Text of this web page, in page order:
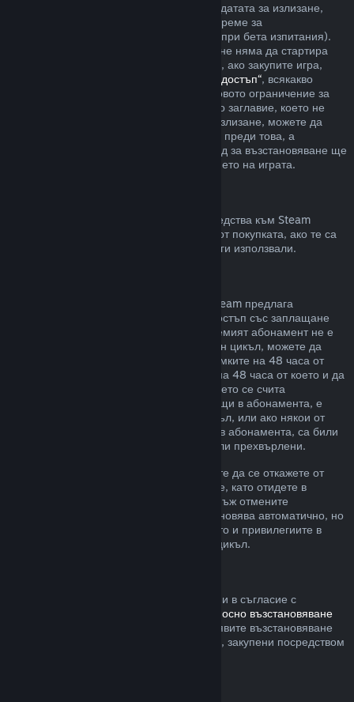
Когато закупите заглавие в Steam преди датата за излизане,
двучасовото ограничение на игралното време за
възстановяване ще е приложимо (освен при бета изпитания).
Но 14-дневният период за възстановяване няма да стартира
преди датата за излизане. Ето например, ако закупите игра,
„Разширен достъп“, всякакво
игрално време ще се отчита към двучасовото ограничение за
възстановяване. Ако предплатите дадено заглавие, което не
може да бъде пускано преди датата за излизане, можете да
изискате възстановяване по всяко време преди това, а
стандартният 14-дневен/двучасов период за възстановяване ще
се прилага, считано от датата за излизането на играта.
Може да изискате възстановяване на средства към Steam
портфейл в четиринадесет дневен срок от покупката, ако те са
били закупени в Steam и все още не сте ги използвали.
За някои видове съдържание и услуги Steam предлага
периодичен (напр. месечен, годишен) достъп със заплащане
чрез повтарящо таксуване. Ако подновяемият абонамент не е
използван по време на текущия платежен цикъл, можете да
поискате възстановяване на цената в рамките на 48 часа от
първоначалната покупка или в рамките на 48 часа от което и да
е автоматично подновяване. Съдържанието се счита
използвано, ако някоя от игрите, попадащи в абонамента, е
била играна през текущия платежен цикъл, или ако някои от
привилегиите или отстъпките, включени в абонамента, са били
използвани, изразходвани, променени или прехвърлени.
Моля, обърнете внимание, че Вие можете да се откажете от
даден активен абонамент по всяко време, като отидете в
. Щом веднъж отмените
абонамента си, той вече няма да се подновява автоматично, но
Вие ще запазите достъп до съдържанието и привилегиите в
него до края на Вашия текущ платежен цикъл.
В рамките на приемлив времеви период и в съгласие с
политиката относно възстановяване
, Вие можете да заявите възстановяване
на сумата за Steam хардуер и аксесоари, закупени посредством